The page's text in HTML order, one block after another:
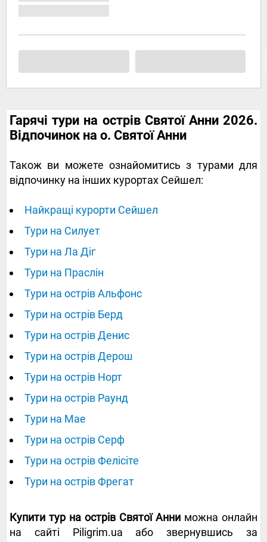
Гарячі тури на острів Святої Анни 2026.
Відпочинок на о. Святої Анни
Також ви можете ознайомитись з турами для
відпочинку на інших курортах Сейшел:
Найкращі курорти Сейшел
Тури на Силует
Тури на Ла Діг
Тури на Праслін
Тури на острів Альфонс
Тури на острів Берд
Тури на острів Денис
Тури на острів Дерош
Тури на острів Норт
Тури на острів Раунд
Тури на Мае
Тури на острів Серф
Тури на острів Фелісіте
Тури на острів Фрегат
Купити тур на острів Святої Анни можна онлайн
на сайті Piligrim.ua або звернувшись за